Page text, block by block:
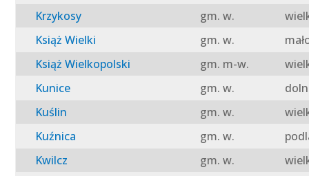
Krzykosy
gm. w.
Książ Wielki
gm. w.
Książ Wielkopolski
gm. m-w.
Kunice
gm. w.
Kuślin
gm. w.
Kuźnica
gm. w.
Kwilcz
gm. w.